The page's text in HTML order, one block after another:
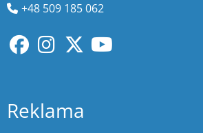
+48 509 185 062
Reklama